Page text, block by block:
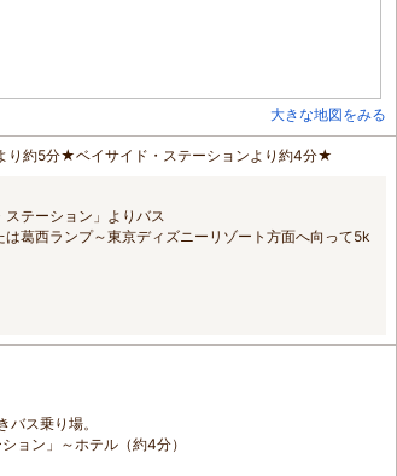
大きな地図をみる
り約5分★ベイサイド・ステーションより約4分★
テーション」よりバス
葛西ランプ～東京ディズニーリゾート方面へ向って5k
ス乗り場。
ョン」～ホテル（約4分）